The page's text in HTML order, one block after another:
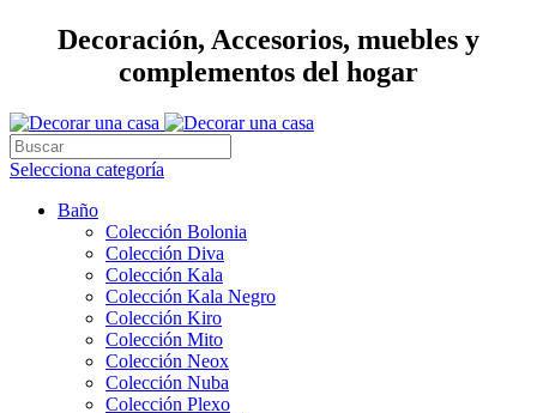
Decoración, Accesorios, muebles y
complementos del hogar
Selecciona categoría
Baño
Colección Bolonia
Colección Diva
Colección Kala
Colección Kala Negro
Colección Kiro
Colección Mito
Colección Neox
Colección Nuba
Colección Plexo